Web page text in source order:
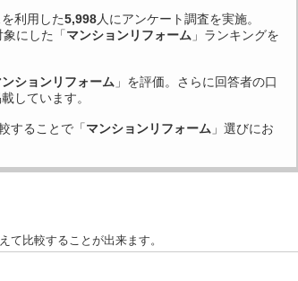
利用した5,998人にアンケート調査を実施。
象にした「マンションリフォーム 」ランキングを
ンションリフォーム 」を評価。さらに回答者の口
しています。
することで「マンションリフォーム 」選びにお
て比較することが出来ます。